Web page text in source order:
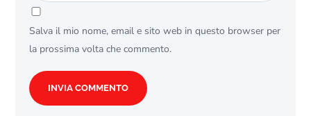
Salva il mio nome, email e sito web in questo browser per
la prossima volta che commento.